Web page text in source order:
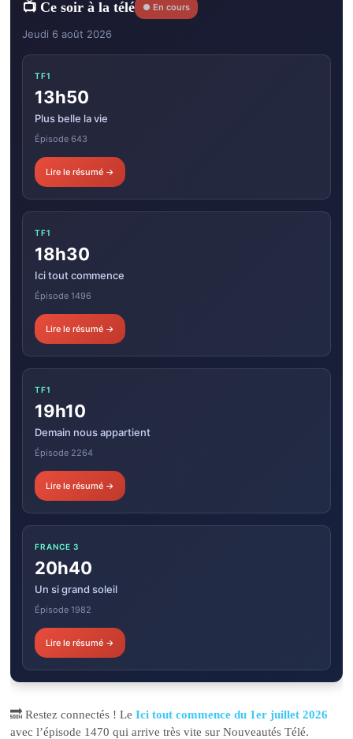
📺 Ce soir à la télé ● En cours
Jeudi 6 août 2026
TF1
13h50
Plus belle la vie
Épisode 643
Lire le résumé →
TF1
18h30
Ici tout commence
Épisode 1496
Lire le résumé →
TF1
19h10
Demain nous appartient
Épisode 2264
Lire le résumé →
FRANCE 3
20h40
Un si grand soleil
Épisode 1982
Lire le résumé →
🔜 Restez connectés ! LeIci tout commence du 1er juillet 2026
avec l’épisode 1470 qui arrive très vite sur Nouveautés Télé.